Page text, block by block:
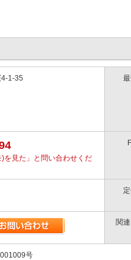
1-35
)を見た」と問い合わせくだ
関
号